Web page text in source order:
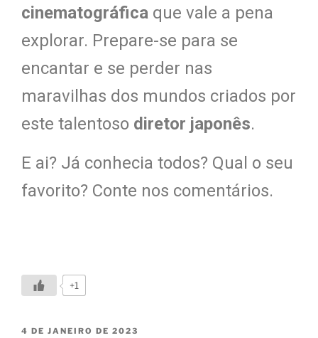
cinematográfica que vale a pena
explorar. Prepare-se para se
encantar e se perder nas
maravilhas dos mundos criados por
este talentoso diretor japonês.
E ai? Já conhecia todos? Qual o seu
favorito? Conte nos comentários.
+1
4 DE JANEIRO DE 2023